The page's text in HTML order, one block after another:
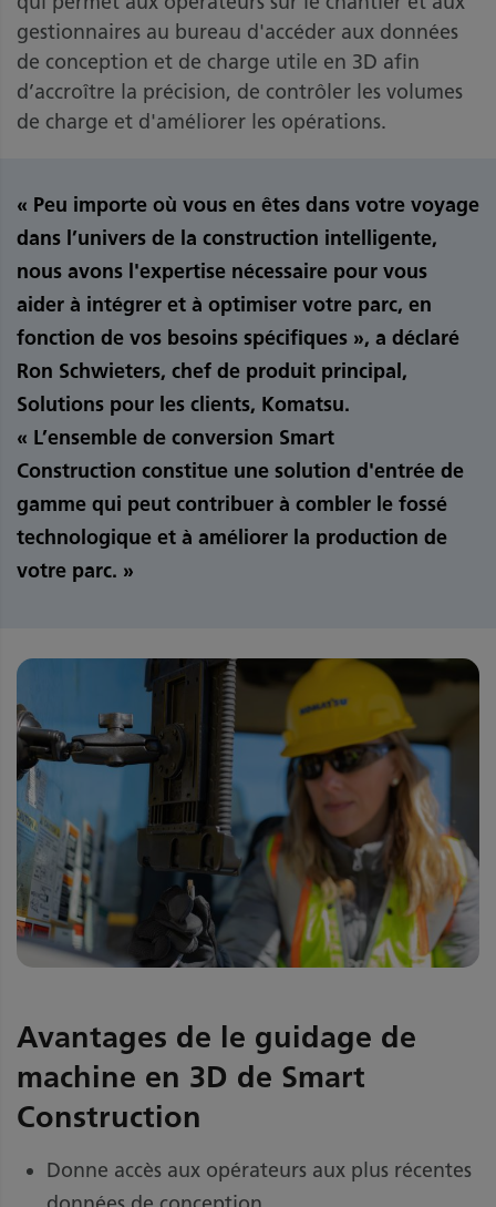
gestionnaires au bureau d'accéder aux données
de conception et de charge utile en 3D afin
d’accroître la précision, de contrôler les volumes
de charge et d'améliorer les opérations.
« Peu importe où vous en êtes dans votre voyage
dans l’univers de la construction intelligente,
nous avons l'expertise nécessaire pour vous
aider à intégrer et à optimiser votre parc, en
fonction de vos besoins spécifiques », a déclaré
Ron Schwieters, chef de produit principal,
Solutions pour les clients, Komatsu.
« L’ensemble de conversion Smart
Construction constitue une solution d'entrée de
gamme qui peut contribuer à combler le fossé
technologique et à améliorer la production de
votre parc. »
Avantages de le guidage de
machine en 3D de Smart
Construction
Donne accès aux opérateurs aux plus récentes